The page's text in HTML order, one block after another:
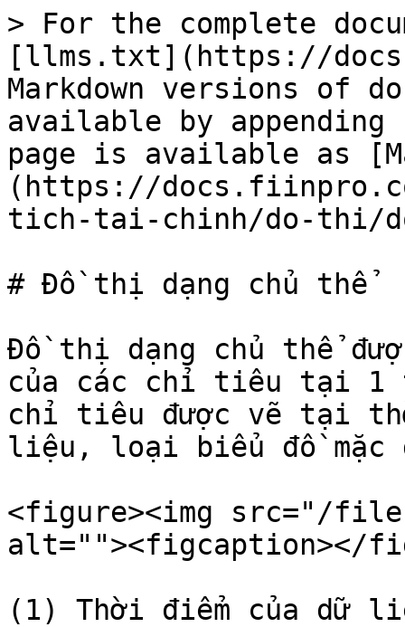
> For the complete
[llms.txt](https://
Markdown versions of
available by
page is available as
(https://
tich-tai-chinh/do-thi/
# Đồ thị dạng chủ thể
Đồ thị dạng chủ thể
của các chỉ tiêu tại 1
chỉ tiêu được vẽ tại
liệu, loại biểu đồ
<figure><img src="/files/
alt=""><figcaption></
(1) Thời điểm của dữ